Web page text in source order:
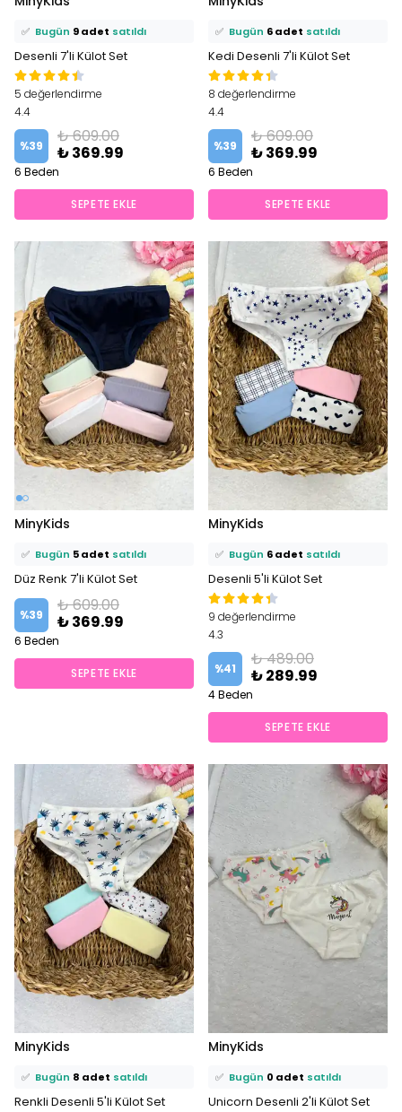
🛒 11 kişisepetine ekledi!
✅ Bugün 9 adet satıldı
Desenli 7'li Külot Set
5 değerlendirme
4.4
%39
₺ 609.00
₺ 369.99
6 Beden
SEPETE EKLE
🛒 7 kişisepetine ekledi!
✅ Bugün 6 adet satıldı
Kedi Desenli 7'li Külot Set
8 değerlendirme
4.4
%39
₺ 609.00
₺ 369.99
6 Beden
SEPETE EKLE
MinyKids
⭐️ Bu ürünü17 kişifavoriledi!
🛒 13 kişisepetine ekledi!
✅ Bugün 5 adet satıldı
Düz Renk 7'li Külot Set
%39
₺ 609.00
₺ 369.99
6 Beden
SEPETE EKLE
MinyKids
⭐️ Bu ürünü10 kişifavoriledi!
🛒 8 kişisepetine ekledi!
✅ Bugün 6 adet satıldı
Desenli 5'li Külot Set
9 değerlendirme
4.3
%41
₺ 489.00
₺ 289.99
4 Beden
SEPETE EKLE
MinyKids
⭐️ Bu ürünü17 kişifavoriledi!
🛒 13 kişisepetine ekledi!
✅ Bugün 8 adet satıldı
Renkli Desenli 5'li Külot Set
MinyKids
⭐️ Bu ürünü12 kişifavoriledi!
🛒 4 kişisepetine ekledi!
✅ Bugün 0 adet satıldı
Unicorn Desenli 2'li Külot Set